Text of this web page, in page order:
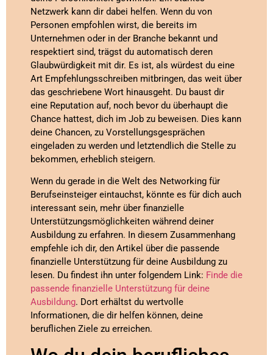
Netzwerk kann dir dabei helfen. Wenn du von
Personen empfohlen wirst, die bereits im
Unternehmen oder in der Branche bekannt und
respektiert sind, trägst du automatisch deren
Glaubwürdigkeit mit dir. Es ist, als würdest du eine
Art Empfehlungsschreiben mitbringen, das weit über
das geschriebene Wort hinausgeht. Du baust dir
eine Reputation auf, noch bevor du überhaupt die
Chance hattest, dich im Job zu beweisen. Dies kann
deine Chancen, zu Vorstellungsgesprächen
eingeladen zu werden und letztendlich die Stelle zu
bekommen, erheblich steigern.
Wenn du gerade in die Welt des Networking für
Berufseinsteiger eintauchst, könnte es für dich auch
interessant sein, mehr über finanzielle
Unterstützungsmöglichkeiten während deiner
Ausbildung zu erfahren. In diesem Zusammenhang
empfehle ich dir, den Artikel über die passende
finanzielle Unterstützung für deine Ausbildung zu
lesen. Du findest ihn unter folgendem Link: Finde die
passende finanzielle Unterstützung für deine
Ausbildung. Dort erhältst du wertvolle
Informationen, die dir helfen können, deine
beruflichen Ziele zu erreichen.